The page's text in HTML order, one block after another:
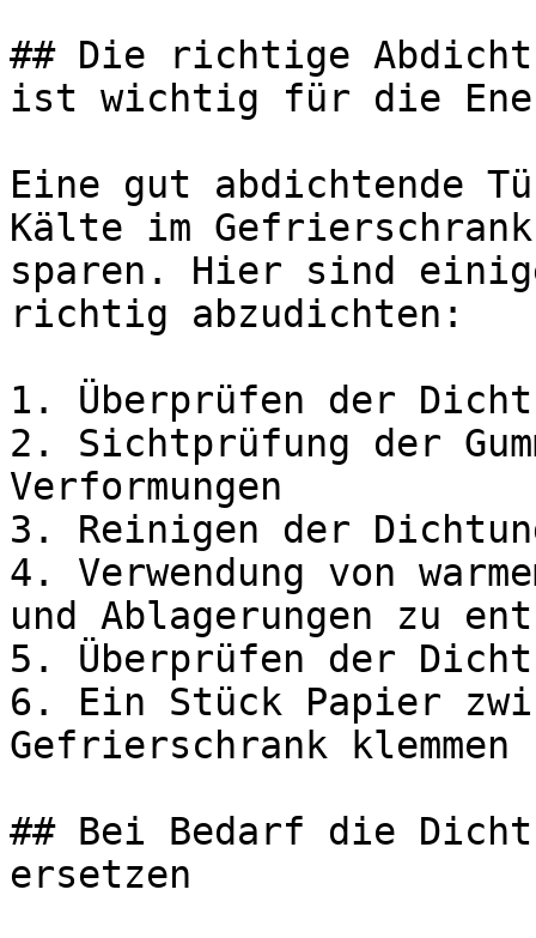
## Die richtige
ist wichtig für die
Eine gut abdichtende
Kälte im
sparen. Hier sind
richtig abzudichten:
1. Überprüfen der
2. Sichtprüfung der
Verformungen
3. Reinigen der
4. Verwendung von
und Ablagerungen zu
5. Überprüfen der
6. Ein Stück Papier
Gefrierschrank klemmen
## Bei Bedarf die
ersetzen